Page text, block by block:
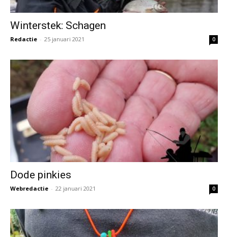
Winterstek: Schagen
Redactie - 25 januari 2021 0
Dode pinkies
Webredactie - 22 januari 2021 0